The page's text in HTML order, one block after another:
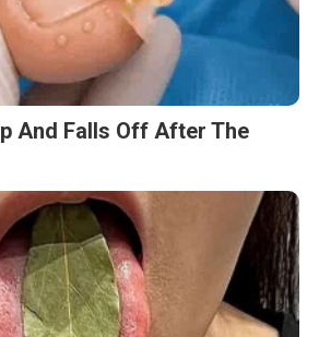
And Falls Off After The